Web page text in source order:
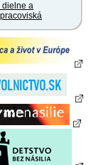
dielne a